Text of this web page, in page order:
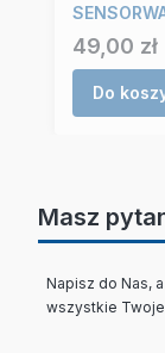
Cena
49,00 zł
Do
Masz
Napisz do Nas,
wszystkie